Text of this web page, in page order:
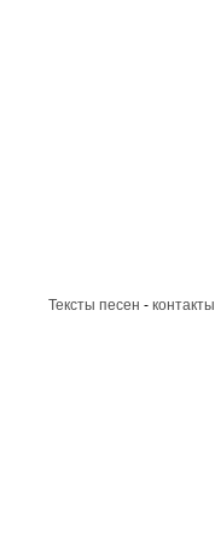
Тексты песен - контакты